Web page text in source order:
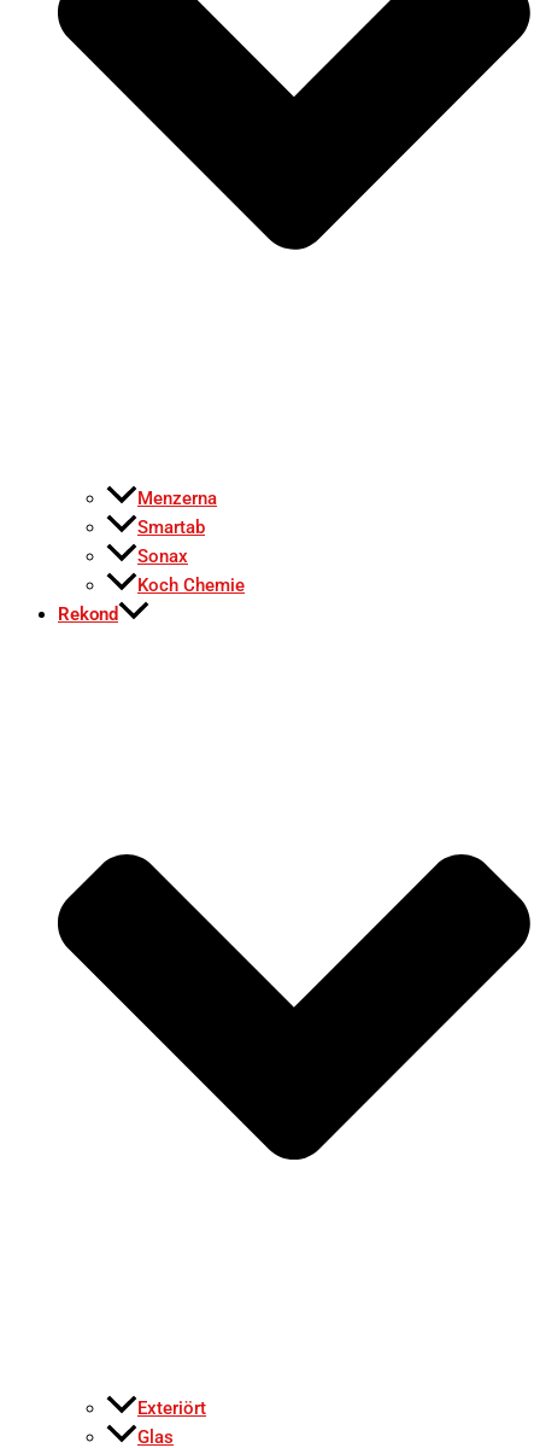
Menzerna
Smartab
Sonax
Koch Chemie
Rekond
Exteriört
Glas